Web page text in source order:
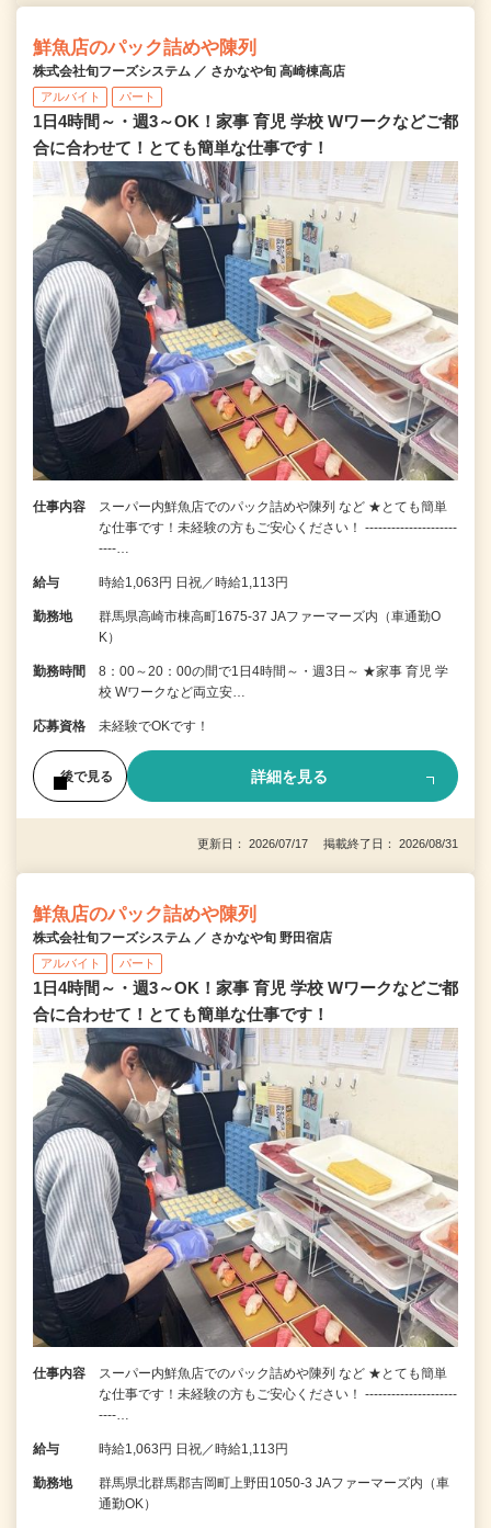
鮮魚店のパック詰めや陳列
株式会社旬フーズシステム ／ さかなや旬 高崎棟高店
アルバイト パート
1日4時間～・週3～OK！家事 育児 学校 Wワークなどご都
合に合わせて！とても簡単な仕事です！
仕事内容
スーパー内鮮魚店でのパック詰めや陳列 など ★とても簡単
な仕事です！未経験の方もご安心ください！ ---------------------
----…
給与 時給1,063円 日祝／時給1,113円
勤務地
群馬県高崎市棟高町1675-37 JAファーマーズ内（車通勤O
K）
勤務時間
8：00～20：00の間で1日4時間～・週3日～ ★家事 育児 学
校 Wワークなど両立安…
応募資格 未経験でOKです！
後で見る 詳細を見る
更新日： 2026/07/17 掲載終了日： 2026/08/31
鮮魚店のパック詰めや陳列
株式会社旬フーズシステム ／ さかなや旬 野田宿店
アルバイト パート
1日4時間～・週3～OK！家事 育児 学校 Wワークなどご都
合に合わせて！とても簡単な仕事です！
仕事内容
スーパー内鮮魚店でのパック詰めや陳列 など ★とても簡単
な仕事です！未経験の方もご安心ください！ ---------------------
----…
給与 時給1,063円 日祝／時給1,113円
勤務地
群馬県北群馬郡吉岡町上野田1050-3 JAファーマーズ内（車
通勤OK）